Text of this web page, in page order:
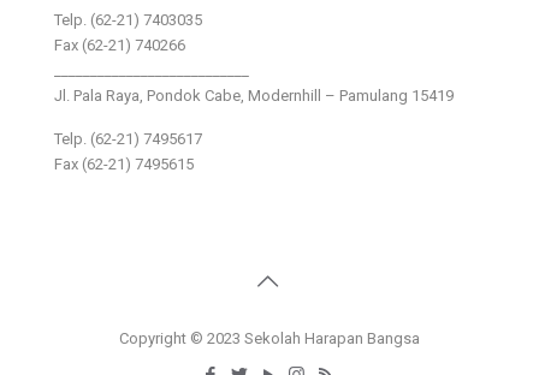
Telp. (62-21) 7403035
Fax (62-21) 740266
Jl. Pala Raya, Pondok Cabe, Modernhill – Pamulang 15419
Telp. (62-21) 7495617
Fax (62-21) 7495615
Copyright © 2023 Sekolah Harapan Bangsa